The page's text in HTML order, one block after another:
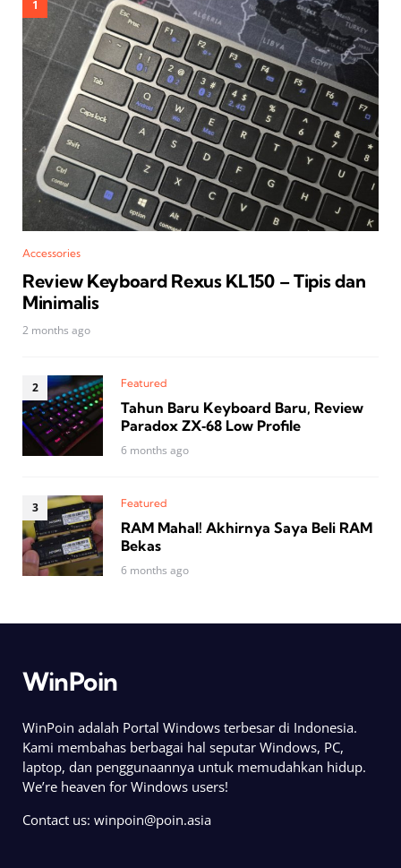
Accessories
Review Keyboard Rexus KL150 – Tipis dan
Minimalis
2 months ago
Featured
Tahun Baru Keyboard Baru, Review
Paradox ZX‑68 Low Profile
6 months ago
Featured
RAM Mahal! Akhirnya Saya Beli RAM
Bekas
6 months ago
WinPoin
WinPoin adalah Portal Windows terbesar di Indonesia.
Kami membahas berbagai hal seputar Windows, PC,
laptop, dan penggunaannya untuk memudahkan hidup.
We’re heaven for Windows users!
Contact us: winpoin@poin.asia